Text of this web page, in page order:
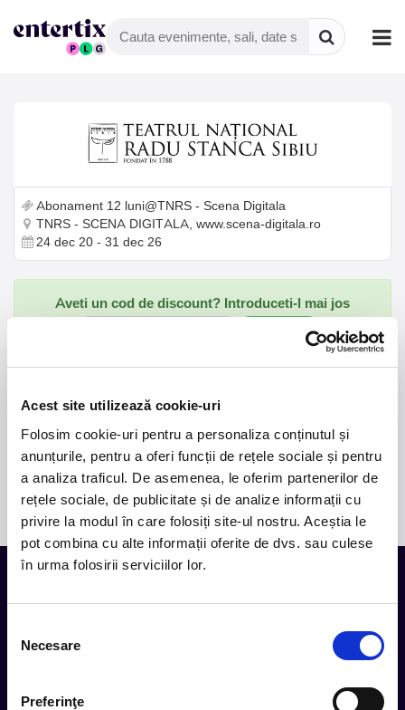
Acest site utilizează cookie-uri
Folosim cookie-uri pentru a personaliza conținutul și
anunțurile, pentru a oferi funcții de rețele sociale și pentru
a analiza traficul. De asemenea, le oferim partenerilor de
rețele sociale, de publicitate și de analize informații cu
privire la modul în care folosiți site-ul nostru. Aceștia le
pot combina cu alte informații oferite de dvs. sau culese
în urma folosirii serviciilor lor.
consimțământului
Necesare
Preferinţe
Abonament 12 luni@TNRS - Scena Digitala
TNRS - SCENA DIGITALA, www.scena-digitala.ro
24 dec 20 - 31 dec 26
Aveti un cod de discount? Introduceti-l mai jos
Spectacol on-line -
ANUAL
Cosul de cumparaturi este gol.
inbox.
evenimentele noi.